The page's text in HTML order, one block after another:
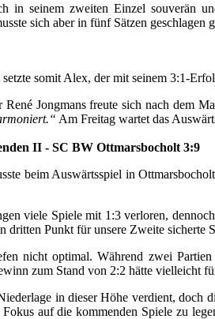
in seinem zweiten Einzel souverän
sich aber in fünf Sätzen geschlagen
somit Alex, der mit seinem 3:1-
René Jongmans freute sich nach dem
Am Freitag wartet das
II - SC BW Ottmarsbocholt 3:9
beim Auswärtsspiel in
viele Spiele mit 1:3 verloren,
dritten Punkt für unsere Zweite sicherte
nicht optimal. Während zwei
zum Stand von 2:2 hätte vielleicht
in dieser Höhe verdient, doch
auf die kommenden Spiele zu